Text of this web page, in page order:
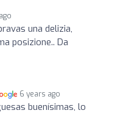
una delizia,
posizione.. Da
6 years ago
buenísimas, lo